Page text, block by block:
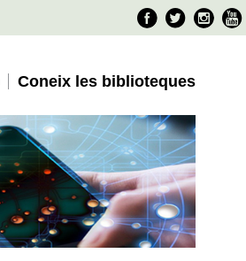
Twitter
Coneix les biblioteques